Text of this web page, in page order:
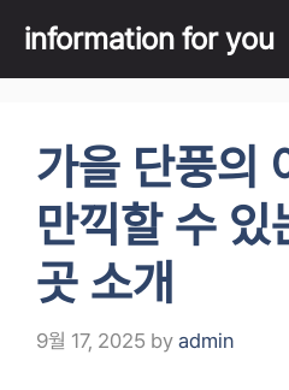
content
information for you
가을 단풍의
만끽할 수
곳 소개
9월 17, 2025 by admin